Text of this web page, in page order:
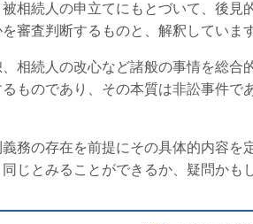
相続人の申立てにもとづいて、後見
審査判断するものと、解釈しています
相続人の改心など諸般の事情を総合
ものであり、その本質は非訟事件で
務の存在を前提にその具体的内容を
じとみることができるか、疑問かも